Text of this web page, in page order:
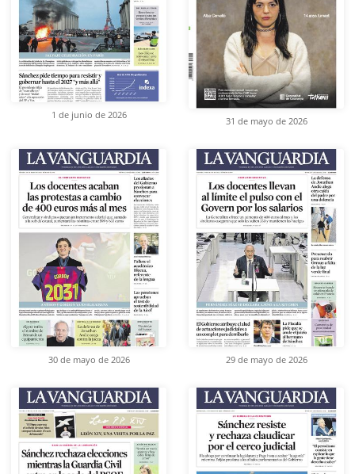
1 de junio de 2026
31 de mayo de 2026
30 de mayo de 2026 29 de mayo de 2026